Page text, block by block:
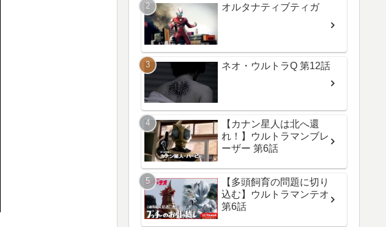
オルタナティブティガ
ネオ・ウルトラQ 第12話
【カナン星人は北へ還
れ！】ウルトラマンブレ
ーザー 第6話
【多頭飼育の問題に切り
込む】ウルトラマンテオ
第6話